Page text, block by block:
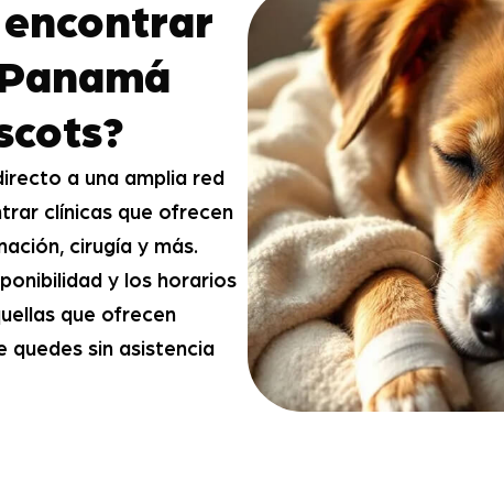
encontrar
a una amplia red
clínicas que ofrecen
cirugía y más.
y los horarios
que ofrecen
quedes sin asistencia